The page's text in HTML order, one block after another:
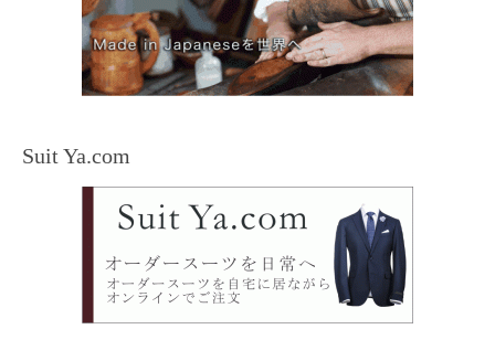
Suit Ya.com